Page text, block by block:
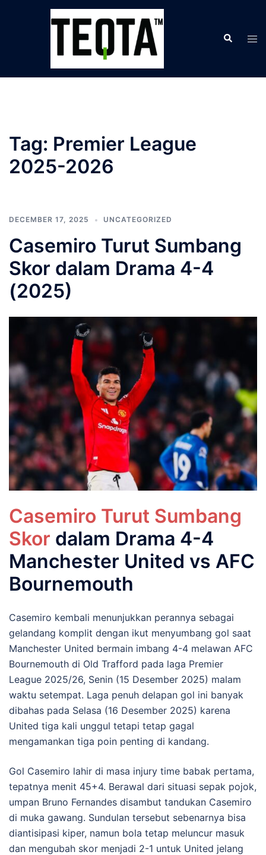
Search
Tag: Premier League
2025-2026
DECEMBER 17, 2025 UNCATEGORIZED
Casemiro Turut Sumbang
Skor dalam Drama 4-4
(2025)
Casemiro Turut Sumbang
Skor dalam Drama 4-4
Manchester United vs AFC
Bournemouth
Casemiro kembali menunjukkan perannya sebagai
gelandang komplit dengan ikut menyumbang gol saat
Manchester United bermain imbang 4-4 melawan AFC
Bournemouth di Old Trafford pada laga Premier
League 2025/26, Senin (15 Desember 2025) malam
waktu setempat. Laga penuh delapan gol ini banyak
dibahas pada Selasa (16 Desember 2025) karena
United tiga kali unggul tetapi tetap gagal
mengamankan tiga poin penting di kandang.
Gol Casemiro lahir di masa injury time babak pertama,
tepatnya menit 45+4. Berawal dari situasi sepak pojok,
umpan Bruno Fernandes disambut tandukan Casemiro
di muka gawang. Sundulan tersebut sebenarnya bisa
diantisipasi kiper, namun bola tetap meluncur masuk
dan mengubah skor menjadi 2-1 untuk United jelang